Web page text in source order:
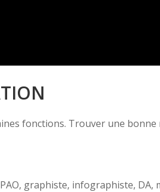
fonctions. Trouver une
graphiste, infographiste, DA,